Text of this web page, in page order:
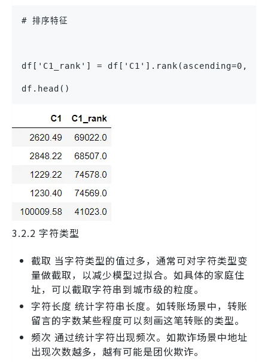
# 排序特征
df['C1_rank'] = df['C1'].rank(ascending=0,
df.head()
3.2.2 字符类型
截取 当字符类型的值过多，通常可对字符类型变
量做截取，以减少模型过拟合。如具体的家庭住
址，可以截取字符串到城市级的粒度。
字符长度 统计字符串长度。如转账场景中，转账
留言的字数某些程度可以刻画这笔转账的类型。
频次 通过统计字符出现频次。如欺诈场景中地址
出现次数越多，越有可能是团伙欺诈。